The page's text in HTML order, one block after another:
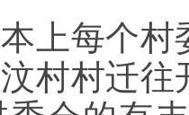
上每个
村村迁